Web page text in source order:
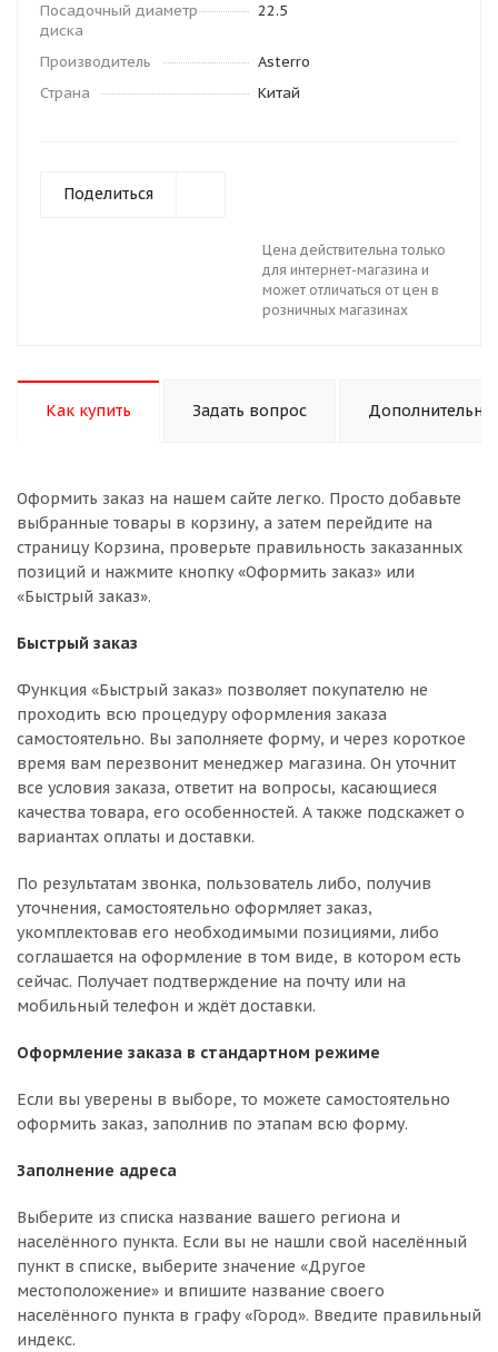
Посадочный диаметр
диска
22.5
Производитель
Asterro
Страна
Китай
Поделиться
Цена действительна только
для интернет-магазина и
может отличаться от цен в
розничных магазинах
Как купить Задать вопрос Дополнительно
Оформить заказ на нашем сайте легко. Просто добавьте
выбранные товары в корзину, а затем перейдите на
страницу Корзина, проверьте правильность заказанных
позиций и нажмите кнопку «Оформить заказ» или
«Быстрый заказ».
Быстрый заказ
Функция «Быстрый заказ» позволяет покупателю не
проходить всю процедуру оформления заказа
самостоятельно. Вы заполняете форму, и через короткое
время вам перезвонит менеджер магазина. Он уточнит
все условия заказа, ответит на вопросы, касающиеся
качества товара, его особенностей. А также подскажет о
вариантах оплаты и доставки.
По результатам звонка, пользователь либо, получив
уточнения, самостоятельно оформляет заказ,
укомплектовав его необходимыми позициями, либо
соглашается на оформление в том виде, в котором есть
сейчас. Получает подтверждение на почту или на
мобильный телефон и ждёт доставки.
Оформление заказа в стандартном режиме
Если вы уверены в выборе, то можете самостоятельно
оформить заказ, заполнив по этапам всю форму.
Заполнение адреса
Выберите из списка название вашего региона и
населённого пункта. Если вы не нашли свой населённый
пункт в списке, выберите значение «Другое
местоположение» и впишите название своего
населённого пункта в графу «Город». Введите правильный
индекс.